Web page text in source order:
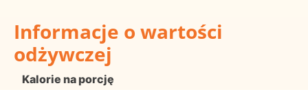
Informacje o wartości
odżywczej
Kalorie na porcję